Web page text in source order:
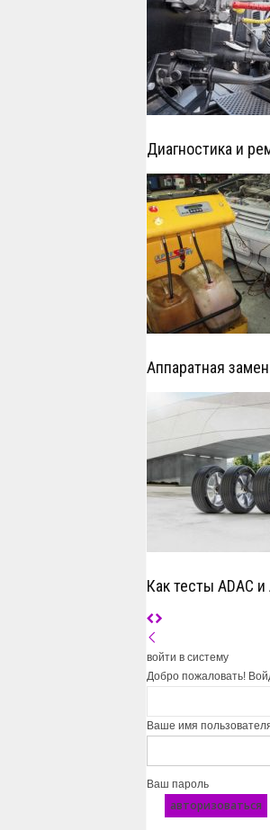
Диагностика и
Аппаратная
Как тесты ADAC
войти в систему
Добро пожаловать!
Ваше имя
Ваш пароль